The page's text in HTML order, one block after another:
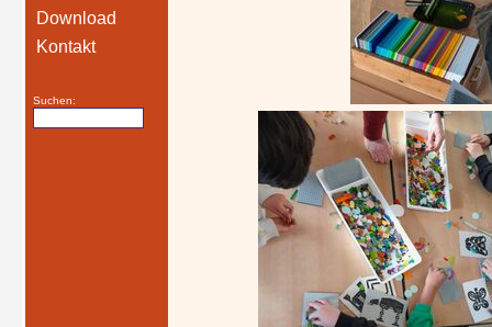
Download
Kontakt
Suchen: